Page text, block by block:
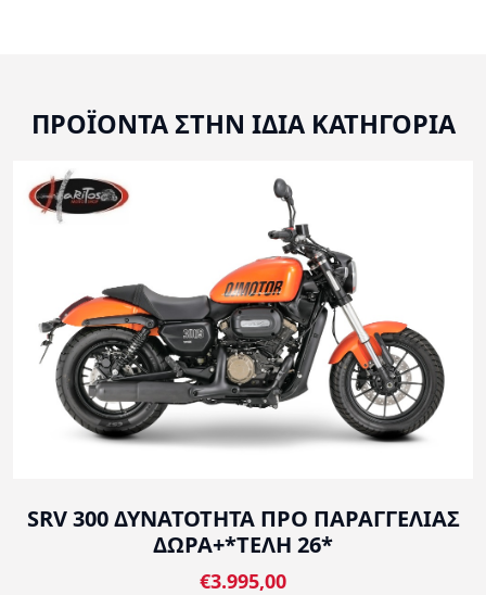
ΠΡΟΪΟΝΤΑ ΣΤΗΝ ΙΔΙΑ ΚΑΤΗΓΟΡΙΑ
SRV 300 ΔΥΝΑΤΟΤΗΤΑ ΠΡΟ ΠΑΡΑΓΓΕΛΙΑΣ
ΔΩΡΑ+*ΤΕΛΗ 26*
€3.995,00